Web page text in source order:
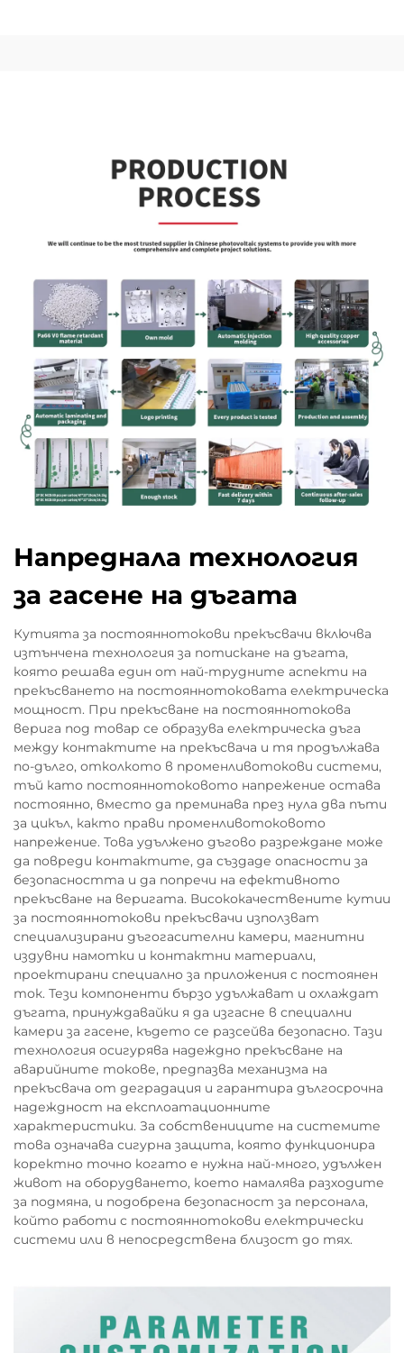
Напреднала технология
за гасене на дъгата
Кутията за постояннотокови прекъсвачи включва
изтънчена технология за потискане на дъгата,
която решава един от най-трудните аспекти на
прекъсването на постояннотоковата електрическа
мощност. При прекъсване на постояннотокова
верига под товар се образува електрическа дъга
между контактите на прекъсвача и тя продължава
по-дълго, отколкото в променливотокови системи,
тъй като постояннотоковото напрежение остава
постоянно, вместо да преминава през нула два пъти
за цикъл, както прави променливотоковото
напрежение. Това удължено дъгово разреждане може
да повреди контактите, да създаде опасности за
безопасността и да попречи на ефективното
прекъсване на веригата. Висококачествените кутии
за постояннотокови прекъсвачи използват
специализирани дъгогасителни камери, магнитни
издувни намотки и контактни материали,
проектирани специално за приложения с постоянен
ток. Тези компоненти бързо удължават и охлаждат
дъгата, принуждавайки я да изгасне в специални
камери за гасене, където се разсейва безопасно. Тази
технология осигурява надеждно прекъсване на
аварийните токове, предпазва механизма на
прекъсвача от деградация и гарантира дългосрочна
надеждност на експлоатационните
характеристики. За собствениците на системите
това означава сигурна защита, която функционира
коректно точно когато е нужна най-много, удължен
живот на оборудването, което намалява разходите
за подмяна, и подобрена безопасност за персонала,
който работи с постояннотокови електрически
системи или в непосредствена близост до тях.